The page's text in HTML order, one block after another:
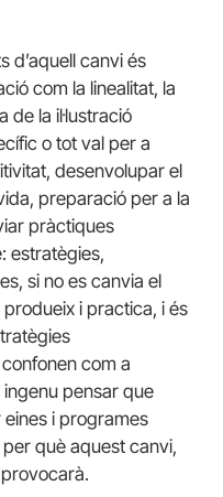
d’aquell canvi és
com la linealitat, la
de la il·lustració
o tot val per a
desenvolupar el
preparació per a la
pràctiques
estratègies,
si no es canvia el
i practica, i és
com a
ingenu pensar que
i programes
què aquest canvi,